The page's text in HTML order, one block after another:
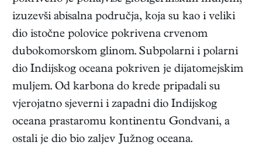
izuzevši abisalna područja, koja su kao i veliki
dio istočne polovice pokrivena crvenom
dubokomorskom glinom. Subpolarni i polarni
dio Indijskog oceana pokriven je dijatomejskim
muljem. Od karbona do krede pripadali su
vjerojatno sjeverni i zapadni dio Indijskog
oceana prastaromu kontinentu Gondvani, a
ostali je dio bio zaljev Južnog oceana.